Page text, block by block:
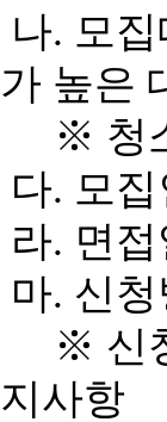
나. 모
가 높은
※ 청
다. 모집
라. 면접
마. 신청
※ 신
지사항